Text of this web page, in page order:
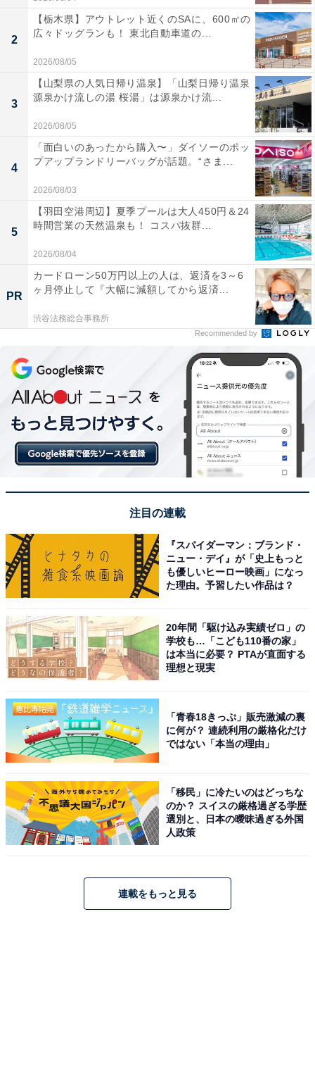
2
【栃木県】アウトレット近くのSAに、600㎡の
広々ドッグランも！ 東北自動車道の...
2026/08/05
3
【山梨県の人気日帰り温泉】「山梨日帰り温泉
源泉かけ流しの湯 桜湯」は源泉かけ流...
2026/08/05
4
「面白いのあったから購入〜」ダイソーのポッ
プアップランドリーバッグが話題。“さま...
2026/08/03
5
【羽田空港周辺】夏季プールは大人450円＆24
時間営業の天然温泉も！ コスパ抜群...
2026/08/04
PR
カードローン50万円以上の人は、返済を3～6
ヶ月停止して『大幅に減額してから返済...
渋谷法務総合事務所
Recommended by
注目の連載
『スパイダーマン：ブランド・
ニュー・デイ』が「史上もっと
も優しいヒーロー映画」になっ
た理由。予習したい作品は？
20年間「駆け込み実績ゼロ」の
学校も…「こども110番の家」
は本当に必要？ PTAが直面する
理想と現実
「青春18きっぷ」販売激減の裏
に何が？ 連続利用の厳格化だけ
ではない「本当の理由」
「移民」に冷たいのはどっちな
のか？ スイスの厳格過ぎる学歴
選別と、日本の曖昧過ぎる外国
人政策
連載をもっと見る